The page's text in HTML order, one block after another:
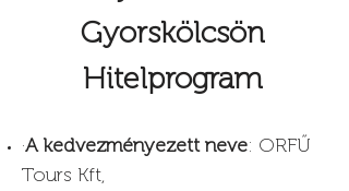
Gyorskölcsön
Hitelprogram
·A kedvezményezett neve: ORFŰ
Tours Kft,